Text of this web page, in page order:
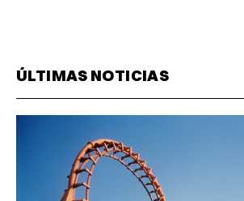
ÚLTIMAS NOTICIAS